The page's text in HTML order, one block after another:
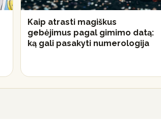
Kaip atrasti magiškus
gebėjimus pagal gimimo datą:
ką gali pasakyti numerologija